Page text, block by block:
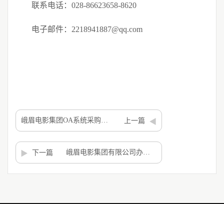
联系电话： 028-86623658-8620
电子邮件： 2218941887@qq.com
上一篇
下一篇